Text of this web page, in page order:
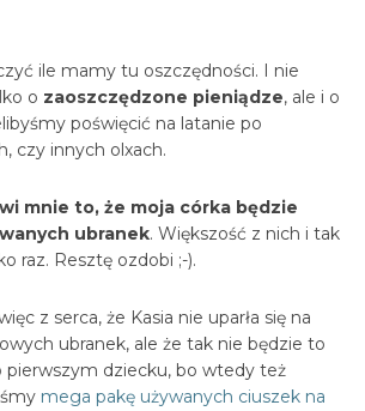
ile mamy tu oszczędności. I nie
o zaoszczędzone pieniądze, ale i o
poświęcić na latanie po
czy innych olxach.
mnie to, że moja córka będzie
ubranek. Większość z nich i tak
raz. Resztę ozdobi ;-).
z serca, że Kasia nie uparła się na
ubranek, ale że tak nie będzie to
pierwszym dziecku, bo wtedy też
mega pakę używanych ciuszek na